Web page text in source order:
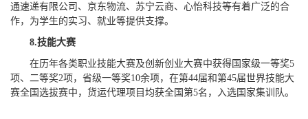
通速递有限公司、京东物流、苏宁云商、心怡科技等有着广泛的合
作，为学生的实习、就业等提供支撑。
8.技能大赛
在历年各类职业技能大赛及创新创业大赛中获得国家级一等奖5
项、二等奖2项，省级一等奖10余项，在第44届和第45届世界技能大
赛全国选拔赛中，货运代理项目均获全国第5名，入选国家集训队。